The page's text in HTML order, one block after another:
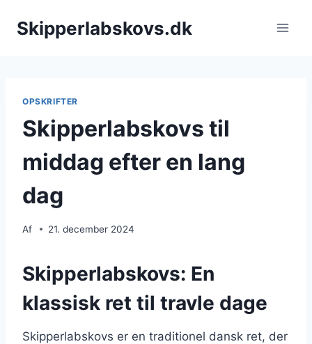
Skipperlabskovs.dk
OPSKRIFTER
Skipperlabskovs til
middag efter en lang
dag
Af 21. december 2024
Skipperlabskovs: En
klassisk ret til travle dage
Skipperlabskovs er en traditionel dansk ret, der